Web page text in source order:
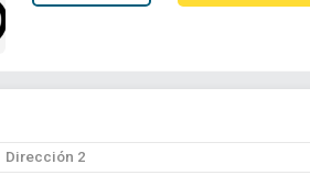
Dirección 2